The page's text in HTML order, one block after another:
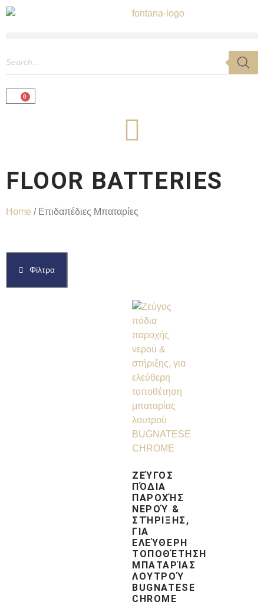
0
FLOOR BATTERIES
Home / Επιδαπέδιες Μπαταρίες
Φίλτρα
ΖΕΎΓΟΣ
ΠΌΔΙΑ
ΠΑΡΟΧΉΣ
ΝΕΡΟΎ &
ΣΤΉΡΙΞΗΣ,
ΓΙΑ
ΕΛΕΎΘΕΡΗ
ΤΟΠΟΘΈΤΗΣΗ
ΜΠΑΤΑΡΊΑΣ
ΛΟΥΤΡΟΎ
BUGNATESE
CHROME